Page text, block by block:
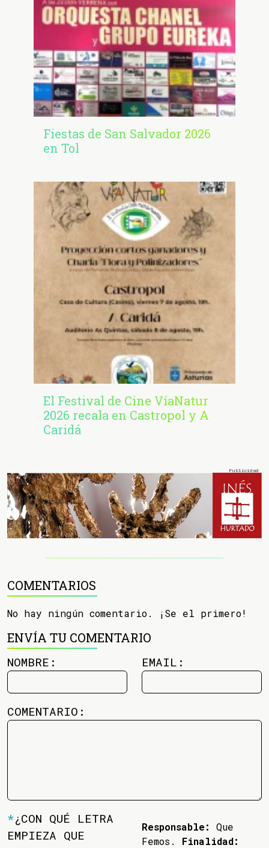
Fiestas de San Salvador 2026
en Tol
El Festival de Cine VíaNatur
2026 recala en Castropol y A
Caridá
COMENTARIOS
No hay ningún comentario. ¡Se el primero!
ENVÍA TU COMENTARIO
NOMBRE: EMAIL:
COMENTARIO:
*¿CON QUÉ LETRA
EMPIEZA QUE
Responsable:
Que
Femos. Finalidad: